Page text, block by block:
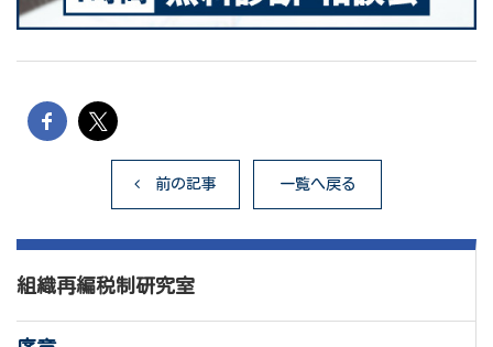
前の記事 一覧へ戻る
組織再編税制研究室